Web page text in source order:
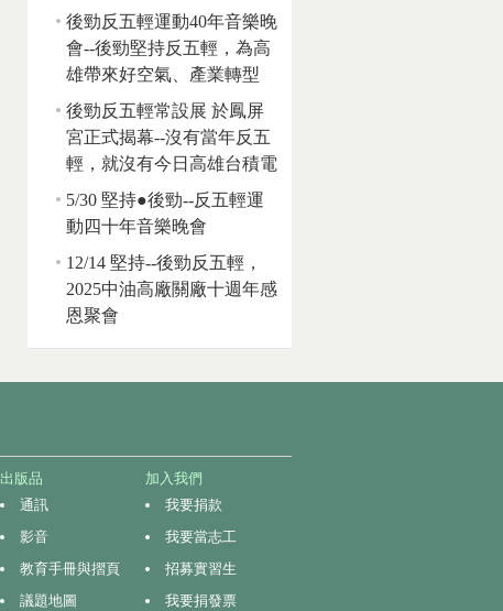
後勁反五輕運動40年音樂晚
會--後勁堅持反五輕，為高
雄帶來好空氣、產業轉型
後勁反五輕常設展 於鳳屏
宮正式揭幕--沒有當年反五
輕，就沒有今日高雄台積電
5/30 堅持●後勁--反五輕運
動四十年音樂晚會
12/14 堅持--後勁反五輕，
2025中油高廠關廠十週年感
恩聚會
出版品
通訊
影音
教育手冊與摺頁
議題地圖
加入我們
我要捐款
我要當志工
招募實習生
我要捐發票